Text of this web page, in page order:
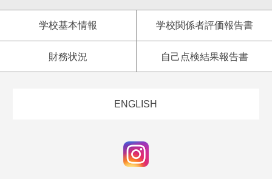
学校基本情報 学校関係者評価報告書
財務状況 自己点検結果報告書
ENGLISH